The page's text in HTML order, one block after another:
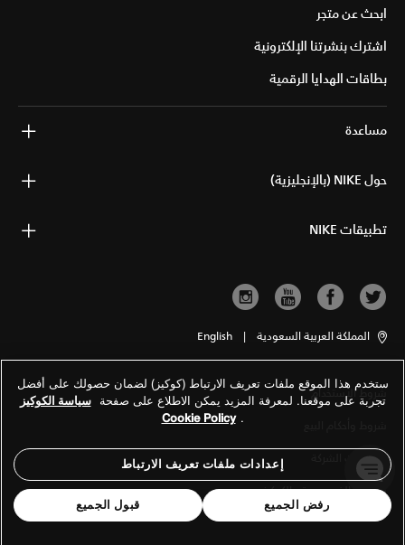
ابحث عن متجر
اشترك بنشرتنا الإلكترونية
بطاقات الهدايا الرقمية
مساعدة
حول NIKE (بالإنجليزية)
تطبيقات NIKE
المملكة العربية السعودية |
English
شروط الاستخدام
معلومات الشركة
سياسة الخصوصية والكوكيز
ستخدم هذا الموقع ملفات تعريف الارتباط (كوكيز) لضمان حصولك على أفضل
تجربة على موقعنا. لمعرفة المزيد يمكن الاطلاع على صفحة سياسة الكوكيز
.
Cookie Policy
إعدادات ملفات تعريف الارتباط
رفض الجميع قبول الجميع